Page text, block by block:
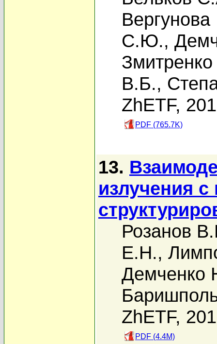
Вергунова
С.Ю.,
В.Б.,
ZhETF,
PDF (765.7K)
13.
излучения
Розанов
Е.Н.,
Демченко
ZhETF,
PDF (4.4M)